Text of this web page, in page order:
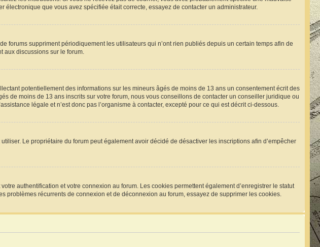
que vous avez spécifiée était correcte, essayez de contacter un administrateur.
forums suppriment périodiquement les utilisateurs qui n’ont rien publiés depuis un certain temps afin de
aux discussions sur le forum.
potentiellement des informations sur les mineurs âgés de moins de 13 ans un consentement écrit des
de moins de 13 ans inscrits sur votre forum, nous vous conseillons de contacter un conseiller juridique ou
légale et n’est donc pas l’organisme à contacter, excepté pour ce qui est décrit ci-dessous.
Le propriétaire du forum peut également avoir décidé de désactiver les inscriptions afin d’empêcher
authentification et votre connexion au forum. Les cookies permettent également d’enregistrer le statut
problèmes récurrents de connexion et de déconnexion au forum, essayez de supprimer les cookies.